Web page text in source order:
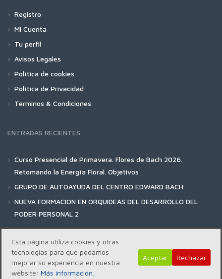
Registro
Mi Cuenta
Tu perfil
Avisos Legales
Política de cookies
Política de Privacidad
Términos & Condiciones
ENTRADAS RECIENTES
Curso Presencial de Primavera. Flores de Bach 2026.
Retomando la Energía Floral. Objetivos
GRUPO DE AUTOAYUDA DEL CENTRO EDWARD BACH
NUEVA FORMACION EN ORQUIDEAS DEL DESARROLLO DEL
PODER PERSONAL 2
Copyright | Centro Edward Bach © 2018
Esta página utiliza cookies y otras
tecnologías para que podamos
mejorar su experiencia en nuestra
website: Más información.
Aceptar Rechazar